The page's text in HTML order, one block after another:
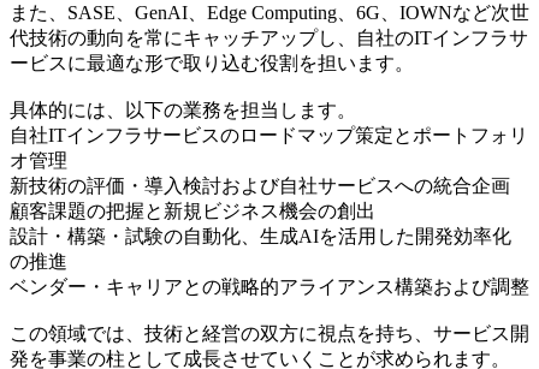
また、SASE、GenAI、Edge Computing、6G、IOWNなど次世
代技術の動向を常にキャッチアップし、自社のITインフラサ
ービスに最適な形で取り込む役割を担います。
具体的には、以下の業務を担当します。
自社ITインフラサービスのロードマップ策定とポートフォリ
オ管理
新技術の評価・導入検討および自社サービスへの統合企画
顧客課題の把握と新規ビジネス機会の創出
設計・構築・試験の自動化、生成AIを活用した開発効率化
の推進
ベンダー・キャリアとの戦略的アライアンス構築および調整
この領域では、技術と経営の双方に視点を持ち、サービス開
発を事業の柱として成長させていくことが求められます。